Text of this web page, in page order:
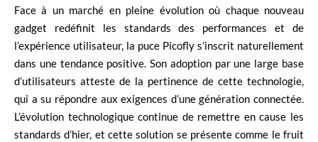
Face à un marché en pleine évolution où chaque nouveau
gadget redéfinit les standards des performances et de
l’expérience utilisateur, la puce Picofly s’inscrit naturellement
dans une tendance positive. Son adoption par une large base
d’utilisateurs atteste de la pertinence de cette technologie,
qui a su répondre aux exigences d’une génération connectée.
L’évolution technologique continue de remettre en cause les
standards d’hier, et cette solution se présente comme le fruit